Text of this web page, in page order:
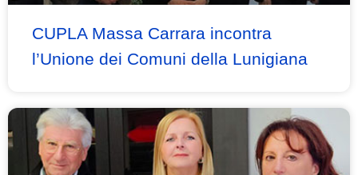
CUPLA Massa Carrara incontra
l’Unione dei Comuni della Lunigiana